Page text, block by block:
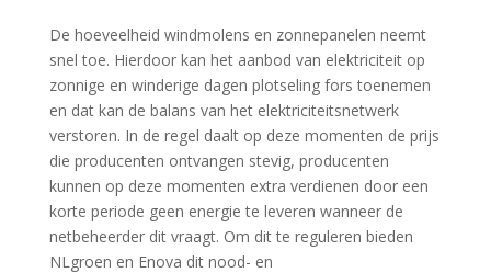
De hoeveelheid windmolens en zonnepanelen neemt
snel toe. Hierdoor kan het aanbod van elektriciteit op
zonnige en winderige dagen plotseling fors toenemen
en dat kan de balans van het elektriciteitsnetwerk
verstoren. In de regel daalt op deze momenten de prijs
die producenten ontvangen stevig, producenten
kunnen op deze momenten extra verdienen door een
korte periode geen energie te leveren wanneer de
netbeheerder dit vraagt. Om dit te reguleren bieden
NLgroen en Enova dit nood- en